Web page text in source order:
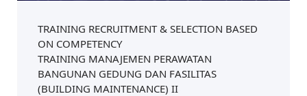
TRAINING RECRUITMENT & SELECTION BASED
ON COMPETENCY
TRAINING MANAJEMEN PERAWATAN
BANGUNAN GEDUNG DAN FASILITAS
(BUILDING MAINTENANCE) II